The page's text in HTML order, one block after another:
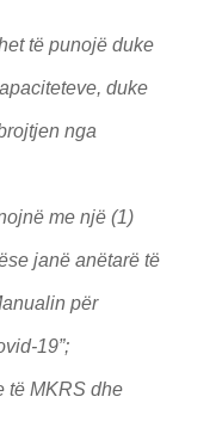
të punojë duke
duke
nga
me një (1)
janë anëtarë të
për
19”;
të MKRS dhe